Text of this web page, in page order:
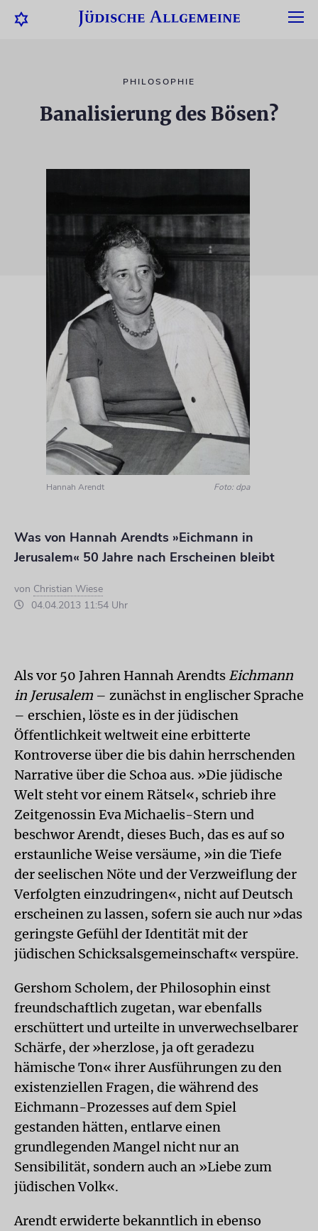
PHILOSOPHIE
Banalisierung des Bösen?
Hannah Arendt Foto: dpa
Was von Hannah Arendts »Eichmann in
Jerusalem« 50 Jahre nach Erscheinen bleibt
von Christian Wiese
04.04.2013 11:54 Uhr
Als vor 50 Jahren Hannah Arendts Eichmann
in Jerusalem – zunächst in englischer Sprache
– erschien, löste es in der jüdischen
Öffentlichkeit weltweit eine erbitterte
Kontroverse über die bis dahin herrschenden
Narrative über die Schoa aus. »Die jüdische
Welt steht vor einem Rätsel«, schrieb ihre
Zeitgenossin Eva Michaelis-Stern und
beschwor Arendt, dieses Buch, das es auf so
erstaunliche Weise versäume, »in die Tiefe
der seelischen Nöte und der Verzweiflung der
Verfolgten einzudringen«, nicht auf Deutsch
erscheinen zu lassen, sofern sie auch nur »das
geringste Gefühl der Identität mit der
jüdischen Schicksalsgemeinschaft« verspüre.
Gershom Scholem, der Philosophin einst
freundschaftlich zugetan, war ebenfalls
erschüttert und urteilte in unverwechselbarer
Schärfe, der »herzlose, ja oft geradezu
hämische Ton« ihrer Ausführungen zu den
existenziellen Fragen, die während des
Eichmann-Prozesses auf dem Spiel
gestanden hätten, entlarve einen
grundlegenden Mangel nicht nur an
Sensibilität, sondern auch an »Liebe zum
jüdischen Volk«.
Arendt erwiderte bekanntlich in ebenso